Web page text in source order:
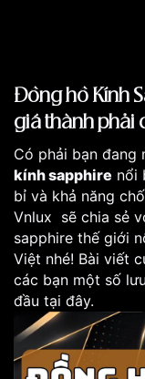
Đồng hồ Kính
giá thành phải
Có phải bạn đang
kính sapphire nổi
bỉ và khả năng
Vnlux sẽ chia sẻ
sapphire thế giới
Việt nhé! Bài viết
các bạn một số
đầu tại đây.